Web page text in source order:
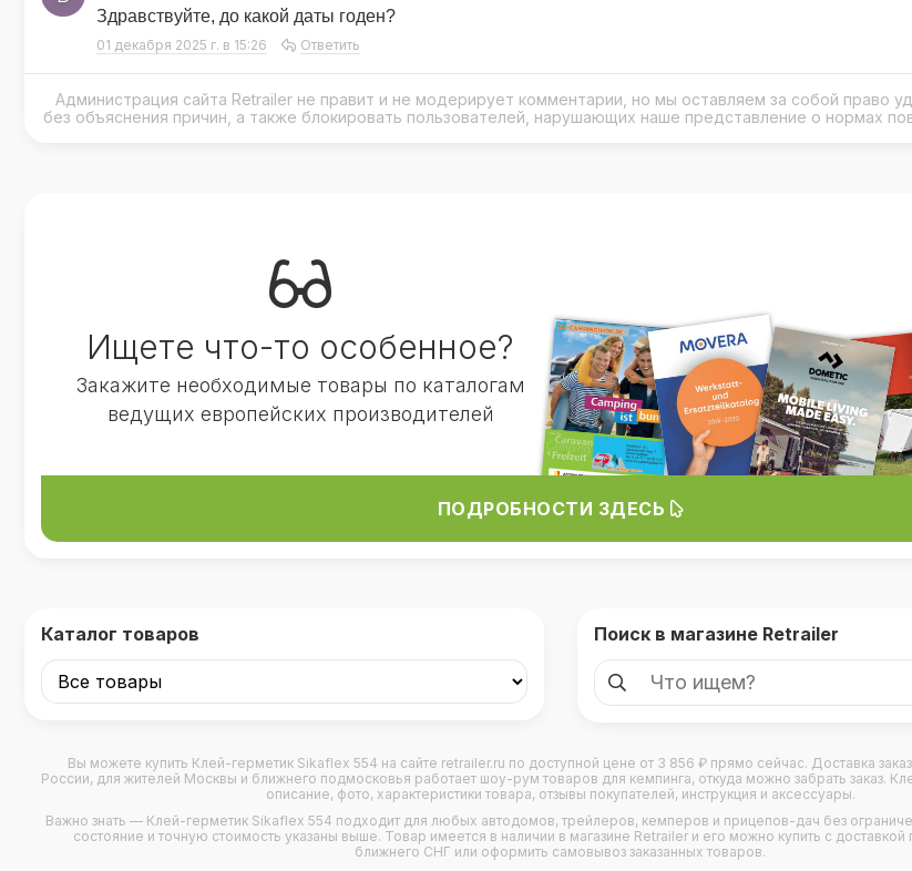
Здравствуйте, до какой даты годен?
01 декабря 2025 г. в 15:26 Ответить
Администрация сайта Retrailer не правит и не модерирует комментарии, но мы оставляем за собой право
без объяснения причин, а также блокировать пользователей, нарушающих наше представление о нормах
Ищете что-то особенное?
Закажите необходимые товары по каталогам
ведущих европейских производителей
ПОДРОБНОСТИ ЗДЕСЬ
Каталог товаров Поиск в магазине Retrailer
Вы можете купить Клей-герметик Sikaflex 554 на сайте retrailer.ru по доступной цене от 3 856 ₽ прямо сейчас. Доставка
России, для жителей Москвы и ближнего подмосковья работает шоу-рум товаров для кемпинга, откуда можно забрать заказ.
описание, фото, характеристики товара, отзывы покупателей, инструкция и аксессуары.
Важно знать — Клей-герметик Sikaflex 554 подходит для любых автодомов,трейлеров, кемперов и прицепов-дач без
состояние и точную стоимость указаны выше. Товар имеется в наличии в магазине Retrailer и его можно купить с доставкой
ближнего СНГ или оформить самовывоз заказанных товаров.